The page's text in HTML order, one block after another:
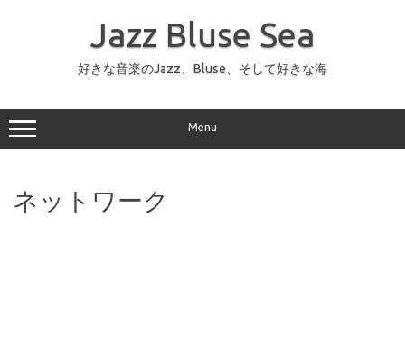
ッ
プ
Jazz Bluse Sea
好きな音楽のJazz、Bluse、そして好きな海
Menu
ネットワーク